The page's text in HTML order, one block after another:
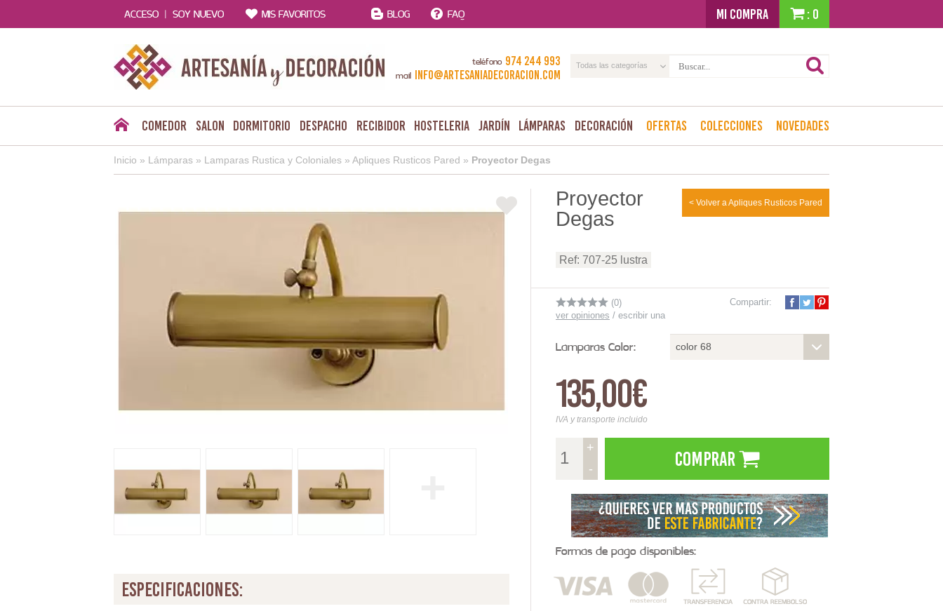
ACCESO | SOY NUEVO MIS FAVORITOS BLOG FAQ MI COMPRA : 0
teléfono 974 244 993
mail info@artesaniadecoracion.com
Todas las categorías
Comedor Salon Dormitorio Despacho Recibidor Hosteleria Jardín Lámparas Decoración Ofertas Colecciones Novedades
Inicio » Lámparas » Lamparas Rustica y Coloniales » Apliques Rusticos Pared » Proyector Degas
especificaciones:
< Volver a Apliques Rusticos Pared
Proyector
Degas
Ref: 707-25 lustra
(0)
ver opiniones / escribir una
Compartir:
Lamparas Color: color 68
135,00€
IVA y transporte incluido
+
-
Comprar
Formas de pago disponibles: